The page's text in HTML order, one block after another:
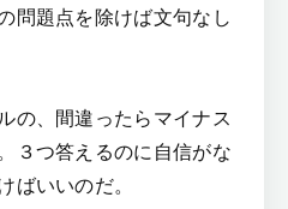
問題点を除けば文句なし
の、間違ったらマイナス
３つ答えるのに自信がな
ばいいのだ。